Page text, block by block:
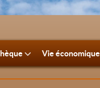
Vie économique